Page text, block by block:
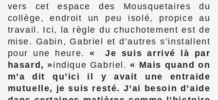
vers cet espace des Mousquetaires du
collège, endroit un peu isolé, propice au
travail. Ici, la règle du chuchotement est de
mise. Gabin, Gabriel et d’autres s’installent
pour une heure.
Je suis arrivé là par
hasard,
indique Gabriel.
Mais quand on
m’a dit qu’ici il y avait une entraide
mutuelle, je suis resté. J’ai besoin d’aide